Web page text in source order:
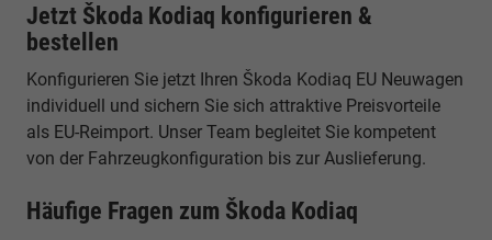
Jetzt Škoda Kodiaq konfigurieren &
bestellen
Konfigurieren Sie jetzt Ihren Škoda Kodiaq EU Neuwagen
individuell und sichern Sie sich attraktive Preisvorteile
als EU-Reimport. Unser Team begleitet Sie kompetent
von der Fahrzeugkonfiguration bis zur Auslieferung.
Häufige Fragen zum Škoda Kodiaq